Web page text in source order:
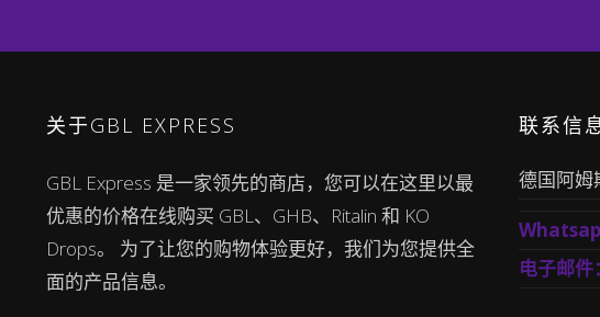
关于GBL EXPRESS
GBL Express 是一家领先的商店，您可以在这里以最
优惠的价格在线购买 GBL、GHB、Ritalin 和 KO
Drops。 为了让您的购物体验更好，我们为您提供全
面的产品信息。
联系信
德国阿姆
电子邮件：